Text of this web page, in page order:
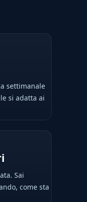
settimanale
si adatta ai
Sai
come sta